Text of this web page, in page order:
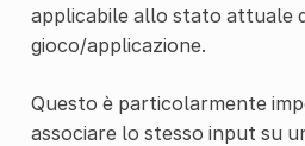
applicabile allo stato attuale
gioco/applicazione.
Questo è particolarmente
associare lo stesso input su